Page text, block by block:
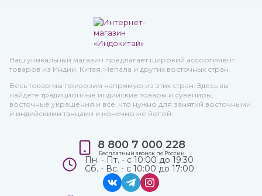
Наш уникальный магазин предлагает широкий ассортимент
товаров из Индии, Китая, Непала и других восточных стран.
Весь товар мы привозим напрямую из этих стран. Здесь вы
найдете традиционные индийские товары и сувениры,
восточные украшения и все, что нужно для занятий восточными
и индийскими танцами и конечно же йогой.
8 800 7 000 228
Бесплатный звонок по России
Пн. - Пт. - с 10:00 до 19:30
Сб. - Вс. - с 10:00 до 17:00